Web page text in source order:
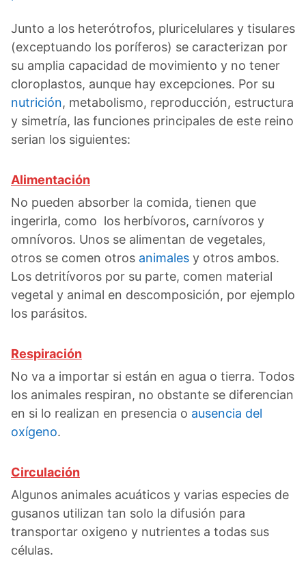
Junto a los heterótrofos, pluricelulares y tisulares
(exceptuando los poríferos) se caracterizan por
su amplia capacidad de movimiento y no tener
cloroplastos, aunque hay excepciones. Por su
nutrición, metabolismo, reproducción, estructura
y simetría, las funciones principales de este reino
serian los siguientes:
Alimentación
No pueden absorber la comida, tienen que
ingerirla, como los herbívoros, carnívoros y
omnívoros. Unos se alimentan de vegetales,
otros se comen otros animales y otros ambos.
Los detritívoros por su parte, comen material
vegetal y animal en descomposición, por ejemplo
los parásitos.
Respiración
No va a importar si están en agua o tierra. Todos
los animales respiran, no obstante se diferencian
en si lo realizan en presencia o ausencia del
oxígeno.
Circulación
Algunos animales acuáticos y varias especies de
gusanos utilizan tan solo la difusión para
transportar oxigeno y nutrientes a todas sus
células.